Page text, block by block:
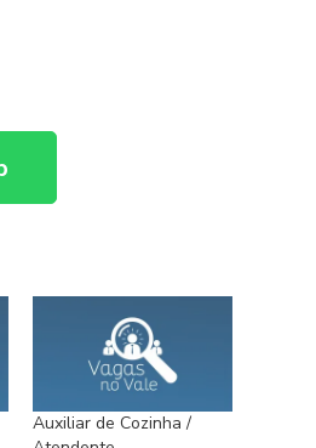
Auxiliar de Cozinha /